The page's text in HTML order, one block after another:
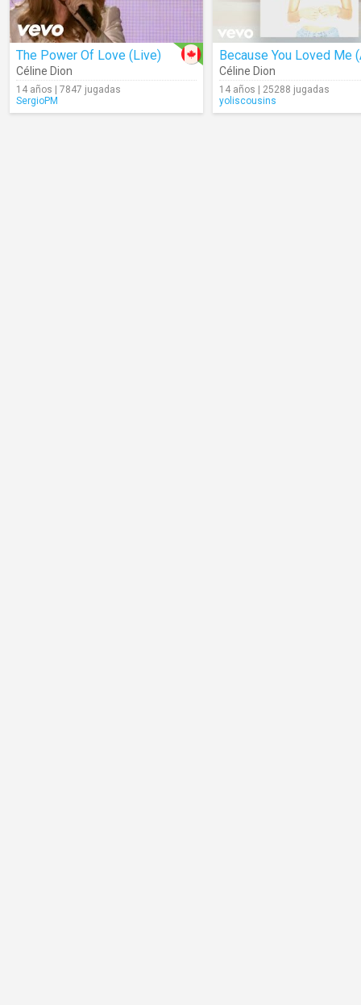
The Power Of Love (Live)
Céline Dion
14 años | 7847 jugadas
SergioPM
Céline Dion
14 años | 25288 jugadas
yoliscousins